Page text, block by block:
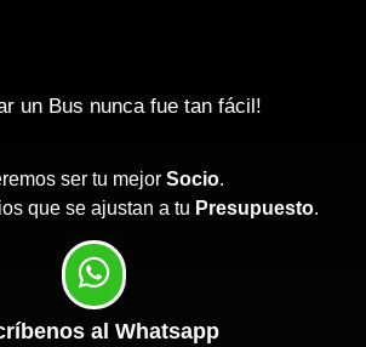
un Bus nunca fue tan fácil!
ser tu mejor Socio.
que se ajustan a tu Presupuesto.
al Whatsapp